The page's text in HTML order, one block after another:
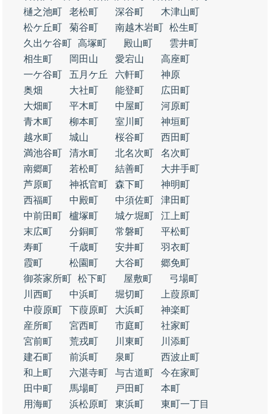
樋之池町
老松町 深谷町
木津山町
松ケ丘町
菊谷町 南越木岩町 松生町
久出ケ谷町 高塚町 殿山町
雲井町
相生町
岡田山 愛宕山
高座町
一ケ谷町
五月ケ丘 六軒町
神原
奥畑
大社町 能登町
広田町
大畑町
平木町 中屋町
河原町
青木町
柳本町 室川町
神垣町
越水町
城山 桜谷町
西田町
満池谷町
清水町 北名次町
名次町
南郷町
若松町 結善町
大井手町
芦原町
神祇官町 森下町
神明町
西福町
中殿町 中須佐町
津田町
中前田町
櫨塚町 城ケ堀町
江上町
末広町
分銅町 常磐町
平松町
寿町
千歳町 安井町
羽衣町
霞町
松園町 大谷町
郷免町
御茶家所町 松下町 屋敷町
弓場町
川西町
中浜町 堀切町
上葭原町
中葭原町
下葭原町 大浜町
神楽町
産所町
宮西町 市庭町
社家町
宮前町
荒戎町 川東町
川添町
建石町
前浜町 泉町
西波止町
和上町
六湛寺町 与古道町
今在家町
田中町
馬場町 戸田町
本町
用海町
浜松原町 東浜町
東町一丁目